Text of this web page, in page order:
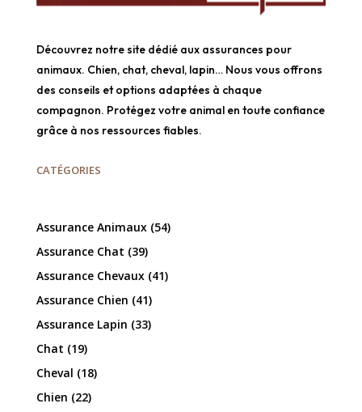
Découvrez notre site dédié aux assurances pour
animaux. Chien, chat, cheval, lapin… Nous vous offrons
des conseils et options adaptées à chaque
compagnon. Protégez votre animal en toute confiance
grâce à nos ressources fiables.
CATÉGORIES
Assurance Animaux(54)
Assurance Chat (39)
Assurance Chevaux(41)
Assurance Chien (41)
Assurance Lapin (33)
Chat (19)
Cheval (18)
Chien (22)